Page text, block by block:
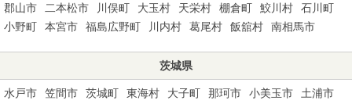
郡山市 二本松市 川俣町 大玉村 天栄村 棚倉町 鮫川村
石川町
小野町
本宮市 福島広野町 川内村 葛尾村 飯舘村 南相馬市
茨城県
水戸市 笠間市 茨城町 東海村 大子町 那珂市 小美玉市
土浦市